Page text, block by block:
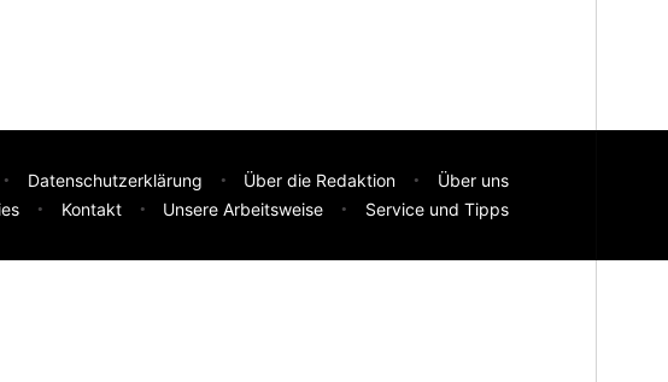
Datenschutzerklärung Über die Redaktion
Über uns
Kontakt Unsere Arbeitsweise Service und Tipps